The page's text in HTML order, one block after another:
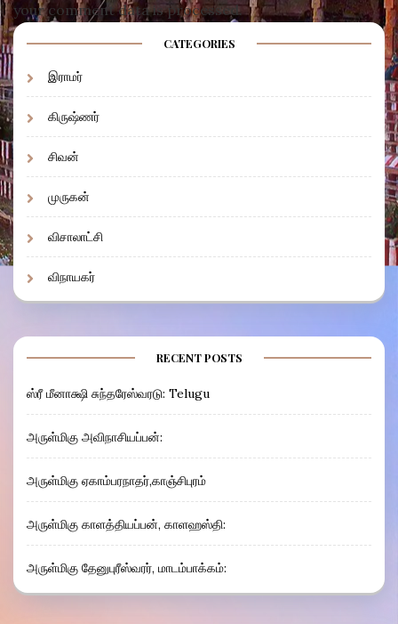
your comment data is processed.
CATEGORIES
இராமர்
கிருஷ்ணர்
சிவன்
முருகன்
விசாலாட்சி
விநாயகர்
RECENT POSTS
ஸ்ரீ மீனாக்ஷி சுந்தரேஸ்வரடு: Telugu
அருள்மிகு அவிநாசியப்பன்:
அருள்மிகு ஏகாம்பரநாதர்,காஞ்சிபுரம்
அருள்மிகு காளத்தியப்பன், காளஹஸ்தி:
அருள்மிகு தேனுபுரீஸ்வரர், மாடம்பாக்கம்: